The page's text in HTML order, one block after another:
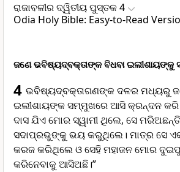
ରାଜାବଳୀର ଦ୍ୱିତୀୟ ପୁସ୍ତକ 4
Odia Holy Bible: Easy-to-Read
ଜଣେ ଭବିଷ୍ୟ‌ଦ୍‌ବକ୍ତାଙ୍କ ବିଧବା ଇଲୀଶାୟଙ୍କୁ
4 ଭବିଷ୍ୟ‌ଦ୍‌ବକ୍ତାଗଣଙ୍କ ଦଳର ମଧ୍ୟରୁ
ଇଲୀଶାୟଙ୍କ ସମ୍ମୁଖରେ ଆସି କ୍ରନ୍ଦନ
ଦାସ ଯିଏ ମୋର ସ୍ୱାମୀ ଥିଲେ, ସେ
ସଦାପ୍ରଭୁଙ୍କୁ ଭୟ କରୁଥିଲେ। ମାତ୍ର ସେ
କରଜ କରିଥିଲେ ଓ ସେହି ମହାଜନ ମୋର
କରିନେବାକୁ ଆସିଅଛି।”